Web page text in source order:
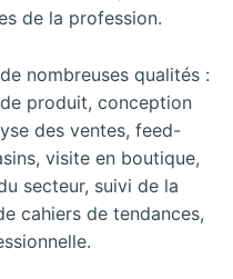
de la profession.
nombreuses qualités :
produit, conception
des ventes, feed-
visite en boutique,
secteur, suivi de la
cahiers de tendances,